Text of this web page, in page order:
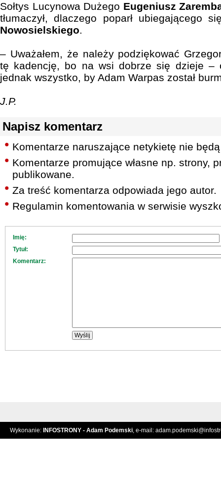
Sołtys Lucynowa Dużego Eugeniusz
tłumaczył, dlaczego poparł ubiegającego
Nowosielskiego.
– Uważałem, że należy podziękować
tę kadencję, bo na wsi dobrze się dzieje –
jednak wszystko, by Adam Warpas został
J.P.
Napisz komentarz
Komentarze naruszające netykietę nie
Komentarze promujące własne np. strony,
publikowane.
Za treść komentarza odpowiada jego autor.
Regulamin komentowania w serwisie
Imię:
Tytuł:
Komentarz:
Wykonanie: INFOSTRONY - Adam Podemski, e-mail: